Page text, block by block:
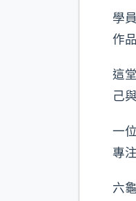
學
作
這
己
一
專
六